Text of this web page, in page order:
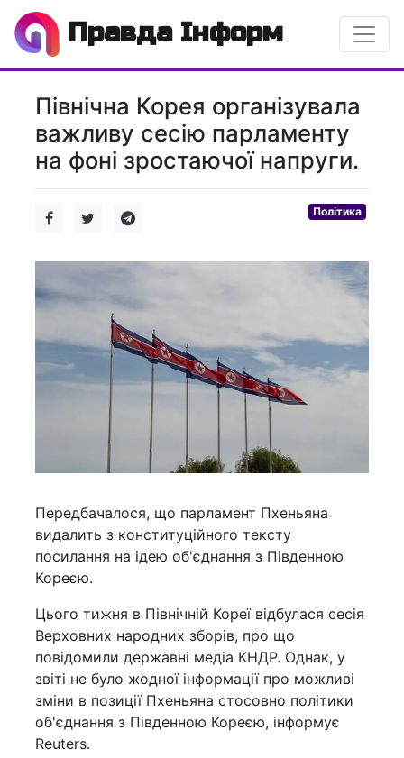
Правда Інформ
Північна Корея організувала
важливу сесію парламенту
на фоні зростаючої напруги.
Політика
Передбачалося, що парламент Пхеньяна
видалить з конституційного тексту
посилання на ідею об'єднання з Південною
Кореєю.
Цього тижня в Північній Кореї відбулася сесія
Верховних народних зборів, про що
повідомили державні медіа КНДР. Однак, у
звіті не було жодної інформації про можливі
зміни в позиції Пхеньяна стосовно політики
об'єднання з Південною Кореєю, інформує
Reuters.